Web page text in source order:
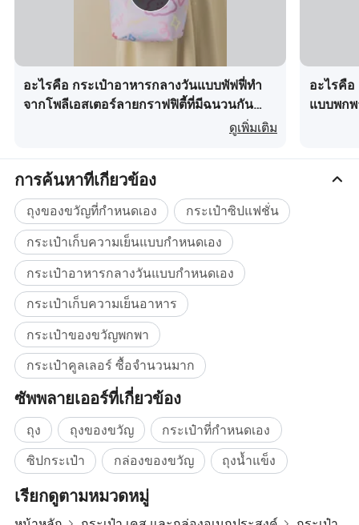
อะไรคือ กระเป๋าอาหารกลางวันแบบพัฟฟี่ทำ
จากโพลีเอสเตอร์ลายกราฟฟิตี้ที่มีฉนวนกัน
ดูเพิ่มเติม
อะไรคือ
แบบพกพ
การค้นหาที่เกี่ยวข้อง
ถุงของขวัญที่กำหนดเอง
กระเป๋าซิปแฟชั่น
กระเป๋าเก็บความเย็นแบบกำหนดเอง
กระเป๋าอาหารกลางวันแบบกำหนดเอง
กระเป๋าเก็บความเย็นอาหาร
กระเป๋าของขวัญพกพา
กระเป๋าคูลเลอร์ ซื้อจำนวนมาก
ซัพพลายเออร์ที่เกี่ยวข้อง
ถุง ถุงของขวัญ
กระเป๋าที่กำหนดเอง
ซิปกระเป๋า
กล่องของขวัญ ถุงน้ำแข็ง
เรียกดูตามหมวดหมู่